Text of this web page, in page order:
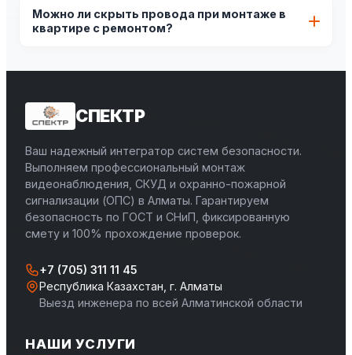
Каскелен, Конаев, Есик, Узынагаш и другие населенные
пункты Алматинской агломерации.
Можно ли скрыть провода при монтаже в
квартире с ремонтом?
прокладываем кабель в эстетичных пластиковых
СПЕКТР
Ваш надежный интегратор систем безопасности.
Выполняем профессиональный монтаж
видеонаблюдения, СКУД и охранно-пожарной
сигнализации (ОПС) в Алматы. Гарантируем
безопасность по ГОСТ и СНиП, фиксированную
смету и 100% прохождение проверок.
+7 (705) 311 11 45
Республика Казахстан, г. Алматы
Выезд инженера по всей Алматинской области
НАШИ УСЛУГИ